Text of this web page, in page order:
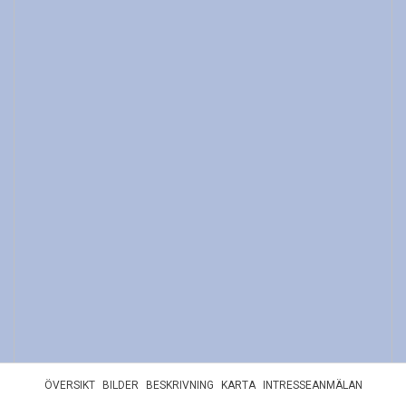
ÖVERSIKT BILDER BESKRIVNING KARTA INTRESSEANMÄLAN